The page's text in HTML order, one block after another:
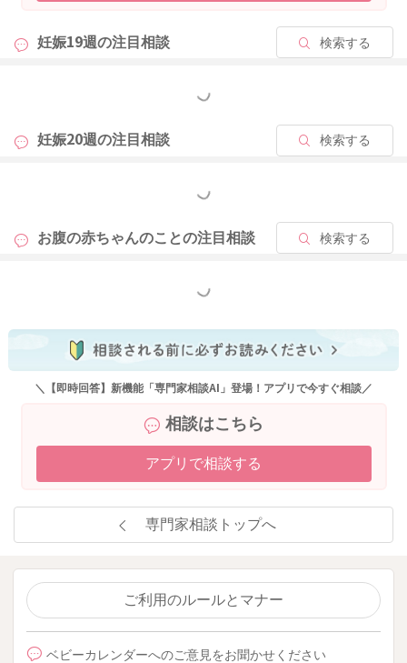
妊娠19週の注目相談 検索する
もっと見る
妊娠20週の注目相談 検索する
もっと見る
お腹の赤ちゃんのことの注目相談 検索する
もっと見る
＼【即時回答】新機能「専門家相談AI」登場！アプリで今すぐ相談／
相談はこちら
アプリで相談する
専門家相談トップへ
ご利用のルールとマナー
ベビーカレンダーへのご意見をお聞かせください